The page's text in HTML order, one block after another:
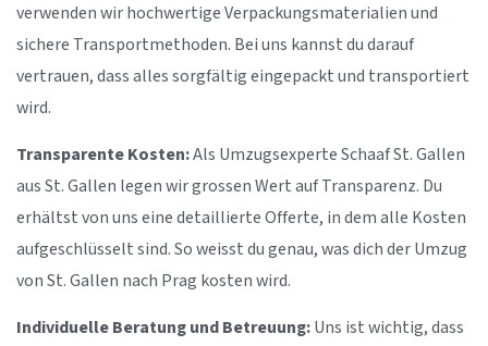
verwenden wir hochwertige Verpackungsmaterialien und
sichere Transportmethoden. Bei uns kannst du darauf
vertrauen, dass alles sorgfältig eingepackt und transportiert
wird.
Transparente Kosten:Als Umzugsexperte Schaaf St. Gallen
aus St. Gallen legen wir grossen Wert auf Transparenz. Du
erhältst von uns eine detaillierte Offerte, in dem alle Kosten
aufgeschlüsselt sind. So weisst du genau, was dich der Umzug
von St. Gallen nach Prag kosten wird.
Individuelle Beratung und Betreuung:Uns ist wichtig, dass